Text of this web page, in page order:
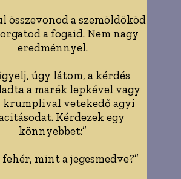
összevonod a szemöldököd
a fogaid. Nem nagy
eredménnyel.
úgy látom, a kérdés
a marék lepkével vagy
krumplival vetekedő agyi
Kérdezek egy
könnyebbet:”
fehér, mint a jegesmedve?”